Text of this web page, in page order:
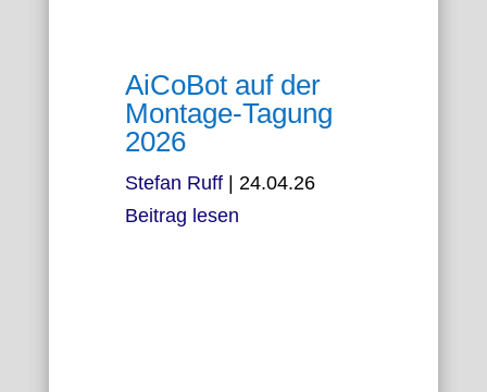
AiCoBot auf der
Montage-Tagung
2026
Stefan Ruff
24.04.26
Beitrag lesen